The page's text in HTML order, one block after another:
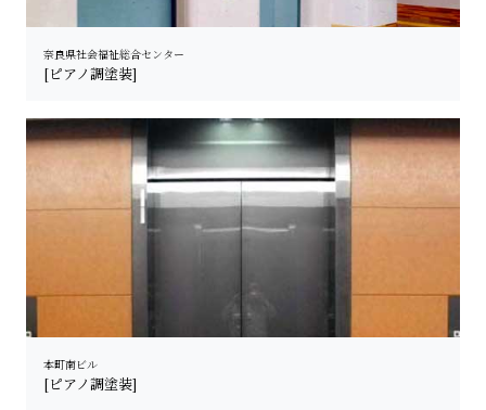
奈良県社会福祉総合センター
[ピアノ調塗装]
本町南ビル
[ピアノ調塗装]